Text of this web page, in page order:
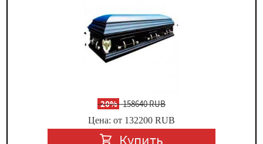
-20%158640 RUB
Цена: от 132200 RUB
Купить